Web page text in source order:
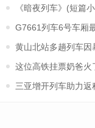
《暗夜列车》(短篇
G7661列车6号车厢
黄山北站多趟列车因
这位高铁挂票奶爸
三亚增开列车助力